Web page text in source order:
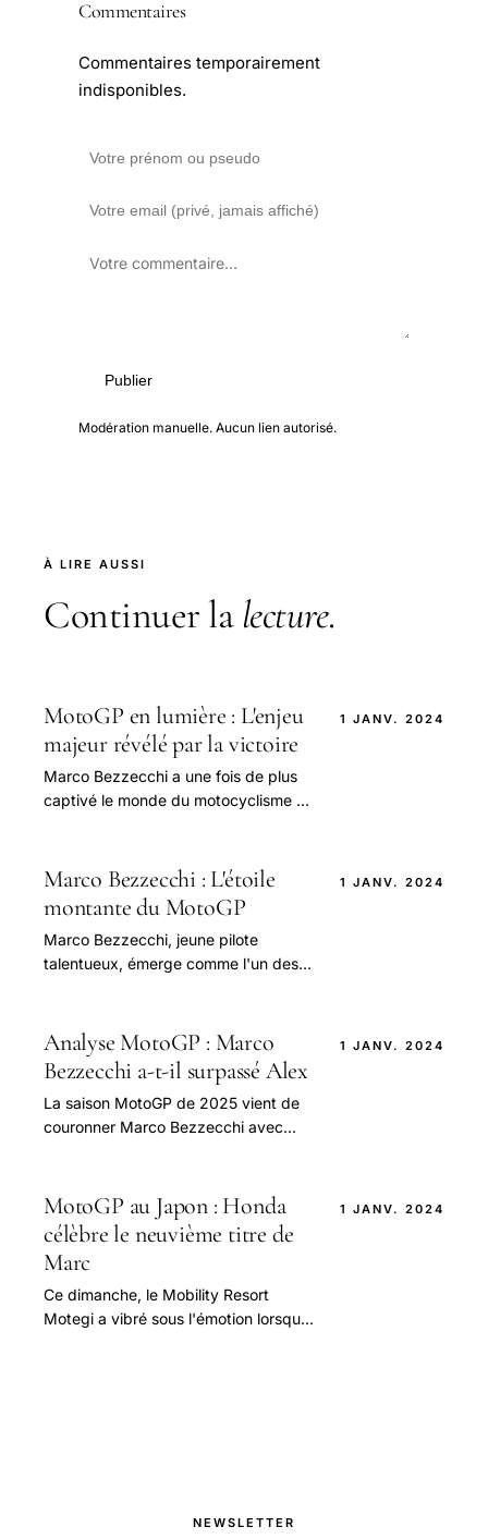
Commentaires
Commentaires temporairement
indisponibles.
Publier
Modération manuelle. Aucun lien autorisé.
À LIRE AUSSI
Continuer la lecture.
MotoGP en lumière : L'enjeu
majeur révélé par la victoire
Marco Bezzecchi a une fois de plus
captivé le monde du motocyclisme en
1 JANV. 2024
Marco Bezzecchi : L'étoile
montante du MotoGP
Marco Bezzecchi, jeune pilote
talentueux, émerge comme l'un des
impressionner.
1 JANV. 2024
Analyse MotoGP : Marco
Bezzecchi a-t-il surpassé Alex
La saison MotoGP de 2025 vient de
couronner Marco Bezzecchi avec
1 JANV. 2024
MotoGP au Japon : Honda
célèbre le neuvième titre de
Marc
Ce dimanche, le Mobility Resort
Motegi a vibré sous l'émotion lorsque
1 JANV. 2024
NEWSLETTER